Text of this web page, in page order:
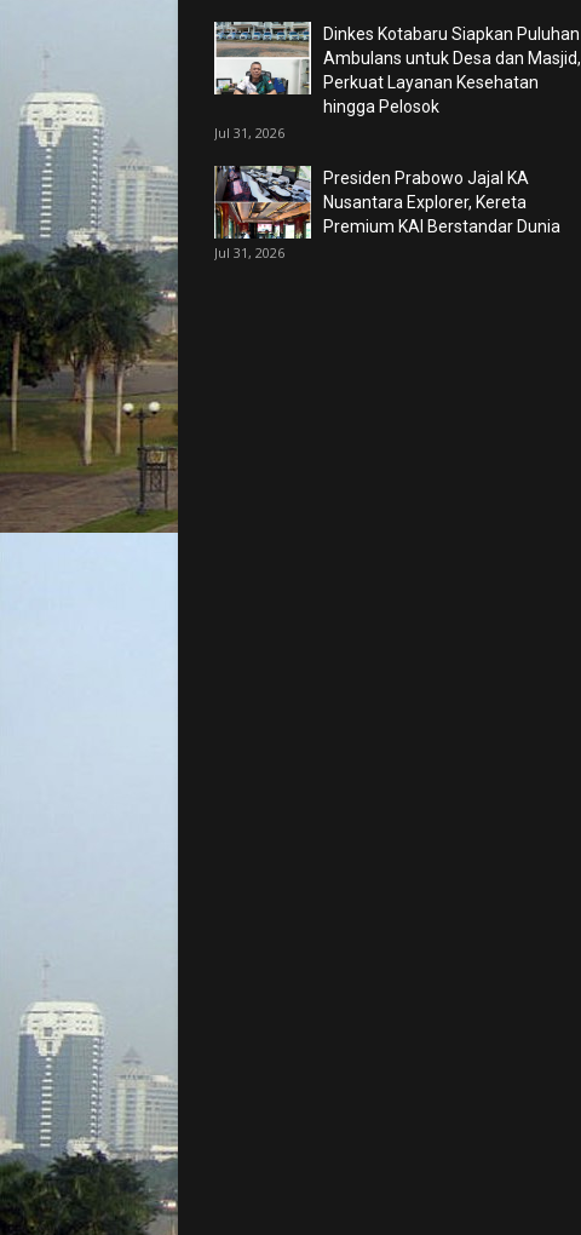
Dinkes Kotabaru Siapkan Puluhan
Ambulans untuk Desa dan Masjid,
Perkuat Layanan Kesehatan
hingga Pelosok
Jul 31, 2026
Presiden Prabowo Jajal KA
Nusantara Explorer, Kereta
Premium KAI Berstandar Dunia
Jul 31, 2026